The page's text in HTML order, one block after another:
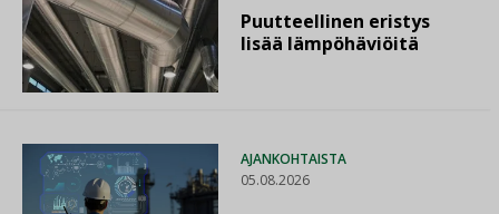
Puutteellinen eristys
lisää lämpöhäviöitä
AJANKOHTAISTA
05.08.2026